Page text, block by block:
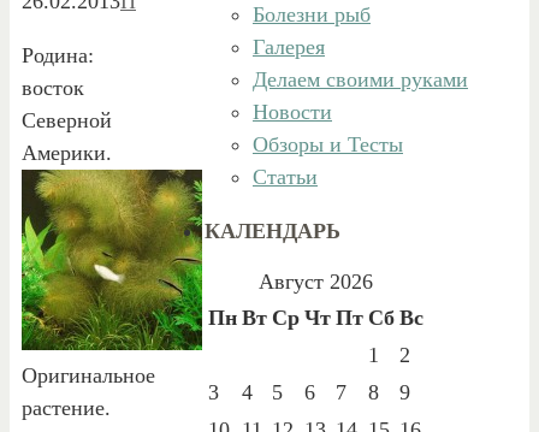
Родина:
восток
Cеверной
Америки.
Оригинальное
растение.
Болезни рыб
Галерея
Делаем своими руками
Новости
Обзоры и Тесты
Статьи
КАЛЕНДАРЬ
Август 2026
Пн Вт Ср Чт Пт Сб Вс
1
2
3
4 5 6 7 8
9